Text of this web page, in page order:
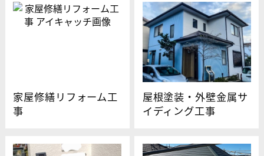
家屋修繕リフォーム工
事
屋根塗装・外壁金属サ
イディング工事